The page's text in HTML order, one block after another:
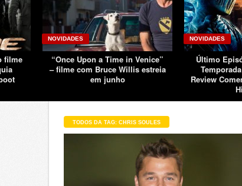
filme
NOVIDADES
“Once Upon a Time in Venice”
– filme com Bruce Willis estreia
em junho
NOVIDADES
Último
Review
TODOS DA TAG: CHRIS SOULES